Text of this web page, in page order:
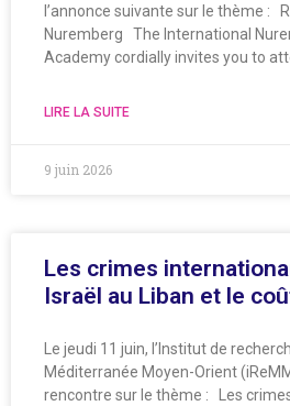
l’annonce suivante sur le thème :
Nuremberg The International
Academy cordially invites you to
LIRE LA SUITE
9 juin 2026
Les crimes
Israël au Liban et le
Le jeudi 11 juin, l’Institut de
Méditerranée Moyen-Orient
rencontre sur le thème : Les